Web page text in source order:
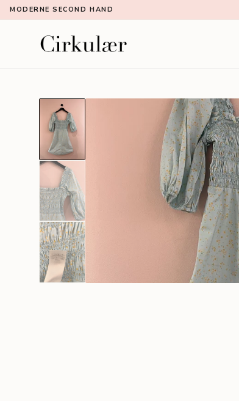
MODERNE SECOND HAND